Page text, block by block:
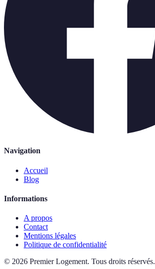
Navigation
Accueil
Blog
Informations
A propos
Contact
Mentions légales
Politique de confidentialité
© 2026 Premier Logement. Tous droits réservés.